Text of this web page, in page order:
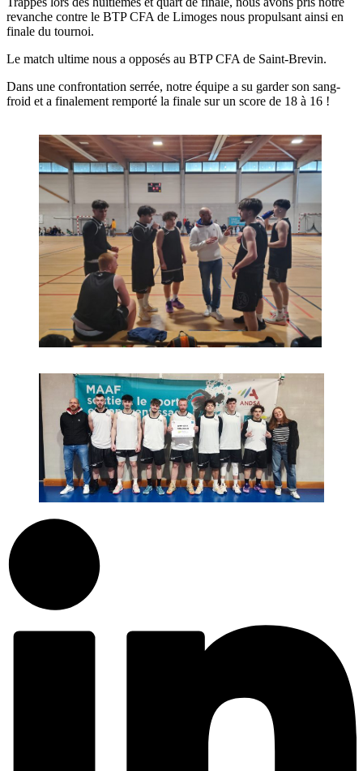
revanche contre le BTP CFA de Limoges nous propulsant ainsi en
finale du tournoi.
Le match ultime nous a opposés au BTP CFA de Saint-Brevin.
Dans une confrontation serrée, notre équipe a su garder son sang-
froid et a finalement remporté la finale sur un score de 18 à 16 !